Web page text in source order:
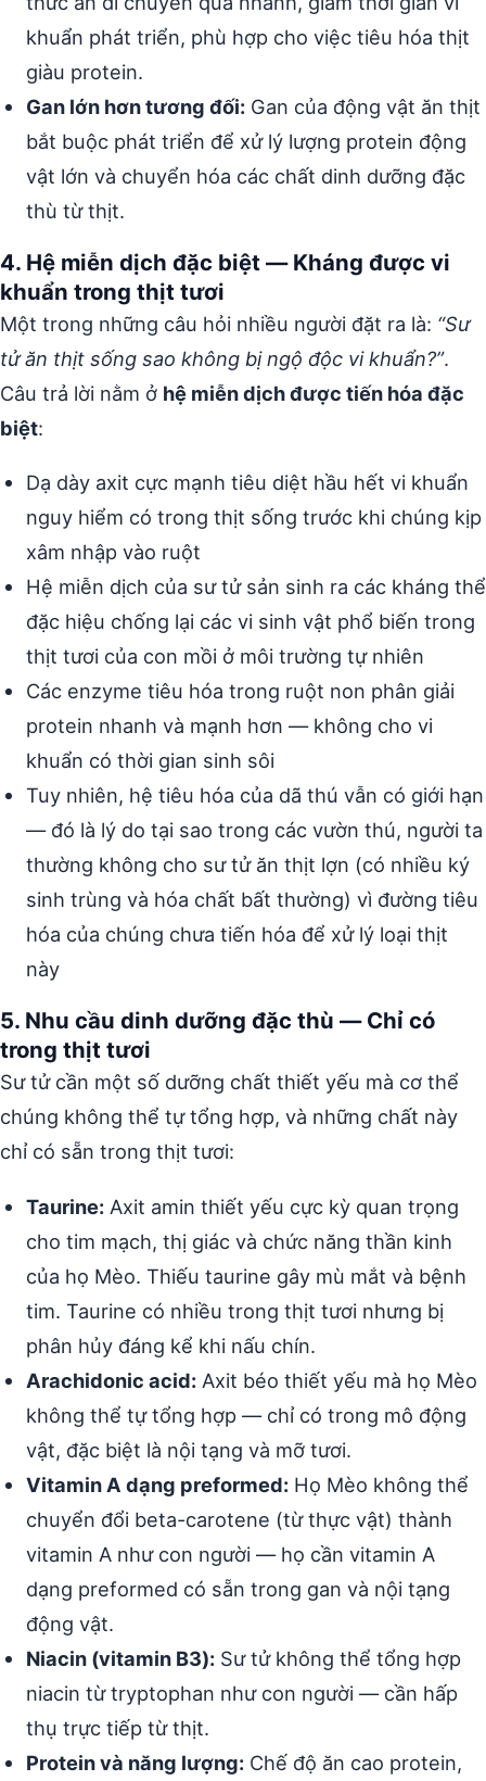
khuẩn phát triển, phù hợp cho việc tiêu hóa thịt
giàu protein.
Gan lớn hơn tương đối: Gan của động vật ăn thịt
bắt buộc phát triển để xử lý lượng protein động
vật lớn và chuyển hóa các chất dinh dưỡng đặc
thù từ thịt.
4. Hệ miễn dịch đặc biệt — Kháng được vi
khuẩn trong thịt tươi
Một trong những câu hỏi nhiều người đặt ra là: “Sư
tử ăn thịt sống sao không bị ngộ độc vi khuẩn?”.
Câu trả lời nằm ở hệ miễn dịch được tiến hóa đặc
biệt:
Dạ dày axit cực mạnh tiêu diệt hầu hết vi khuẩn
nguy hiểm có trong thịt sống trước khi chúng kịp
xâm nhập vào ruột
Hệ miễn dịch của sư tử sản sinh ra các kháng thể
đặc hiệu chống lại các vi sinh vật phổ biến trong
thịt tươi của con mồi ở môi trường tự nhiên
Các enzyme tiêu hóa trong ruột non phân giải
protein nhanh và mạnh hơn — không cho vi
khuẩn có thời gian sinh sôi
Tuy nhiên, hệ tiêu hóa của dã thú vẫn có giới hạn
— đó là lý do tại sao trong các vườn thú, người ta
thường không cho sư tử ăn thịt lợn (có nhiều ký
sinh trùng và hóa chất bất thường) vì đường tiêu
hóa của chúng chưa tiến hóa để xử lý loại thịt
này
5. Nhu cầu dinh dưỡng đặc thù — Chỉ có
trong thịt tươi
Sư tử cần một số dưỡng chất thiết yếu mà cơ thể
chúng không thể tự tổng hợp, và những chất này
chỉ có sẵn trong thịt tươi:
Taurine: Axit amin thiết yếu cực kỳ quan trọng
cho tim mạch, thị giác và chức năng thần kinh
của họ Mèo. Thiếu taurine gây mù mắt và bệnh
tim. Taurine có nhiều trong thịt tươi nhưng bị
phân hủy đáng kể khi nấu chín.
Arachidonic acid: Axit béo thiết yếu mà họ Mèo
không thể tự tổng hợp — chỉ có trong mô động
vật, đặc biệt là nội tạng và mỡ tươi.
Vitamin A dạng preformed: Họ Mèo không thể
chuyển đổi beta-carotene (từ thực vật) thành
vitamin A như con người — họ cần vitamin A
dạng preformed có sẵn trong gan và nội tạng
động vật.
Niacin (vitamin B3): Sư tử không thể tổng hợp
niacin từ tryptophan như con người — cần hấp
thụ trực tiếp từ thịt.
Protein và năng lượng: Chế độ ăn cao protein,